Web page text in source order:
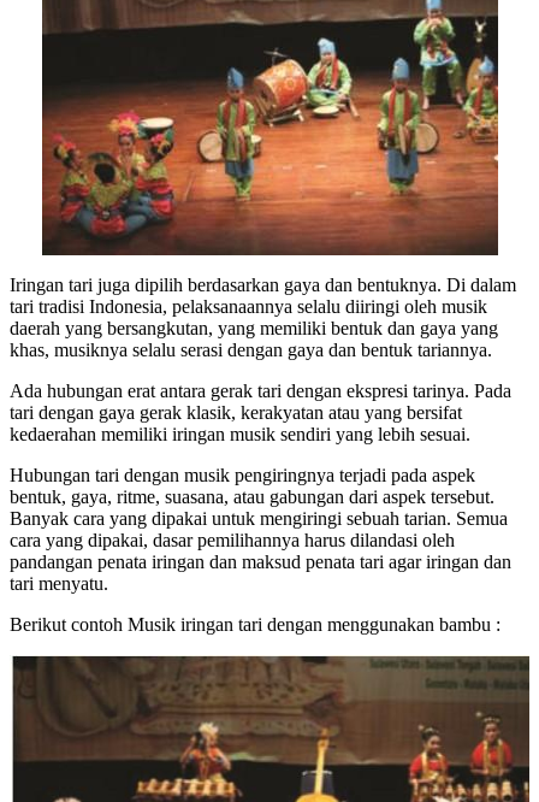
Iringan tari juga dipilih berdasarkan gaya dan bentuknya. Di dalam
tari tradisi Indonesia, pelaksanaannya selalu diiringi oleh musik
daerah yang bersangkutan, yang memiliki bentuk dan gaya yang
khas, musiknya selalu serasi dengan gaya dan bentuk tariannya.
Ada hubungan erat antara gerak tari dengan ekspresi tarinya. Pada
tari dengan gaya gerak klasik, kerakyatan atau yang bersifat
kedaerahan memiliki iringan musik sendiri yang lebih sesuai.
Hubungan tari dengan musik pengiringnya terjadi pada aspek
bentuk, gaya, ritme, suasana, atau gabungan dari aspek tersebut.
Banyak cara yang dipakai untuk mengiringi sebuah tarian. Semua
cara yang dipakai, dasar pemilihannya harus dilandasi oleh
pandangan penata iringan dan maksud penata tari agar iringan dan
tari menyatu.
Berikut contoh Musik iringan tari dengan menggunakan bambu :